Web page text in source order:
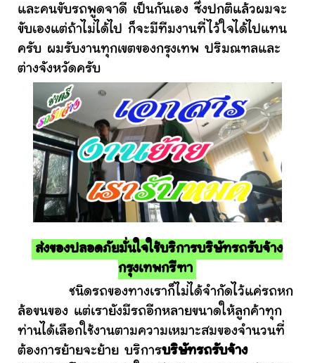
และคนขับรถพูดจาดี เป็นกันเอง ซึ่งปกติแล้วผมจะ
ขับเองแต่ถ้าไม่ได้ไป ก็จะมีทีมงานที่ไว้ใจได้ไปแทน
ครับ ผมรับงานทุกเขตของกรุงเทพ ปริมณฑลและ
ต่างจังหวัดครับ
ส่งของปลอดภัยมั่นใจใช้บริการบริษัทรถรับจ้าง
กรุงเทพกรีฑา
ชนิดรถของทางเราก็ไม่ได้จำกัดไว้แค่รถหก
ล้อขนของ แต่เรายังมีรถอีกหลายขนาดให้ลูกค้าทุก
ท่านได้เลือกใช้งานตามความเหมาะสมของจำนวนที่
ต้องการย้ายจะย้าย บริการบริษัทรถรับจ้าง